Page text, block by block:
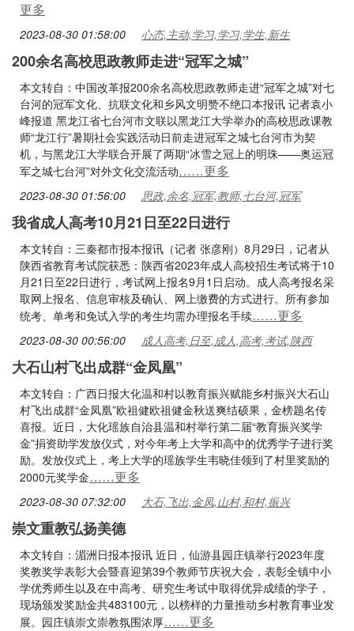
更多
2023-08-30 01:58:00 心态,主动,学习,学习,学生,新生
200余名高校思政教师走进“冠军之城”
本文转自：中国改革报200余名高校思政教师走进“冠军之城”对七
台河的冠军文化、抗联文化和乡风文明赞不绝口本报讯 记者袁小
峰报道 黑龙江省七台河市文联以黑龙江大学举办的高校思政课教
师“龙江行”暑期社会实践活动日前走进冠军之城七台河市为契
机，与黑龙江大学联合开展了两期“冰雪之冠上的明珠——奥运冠
军之城七台河”对外文化交流活动……更多
2023-08-30 01:56:00 思政,余名,冠军,教师,七台河,冠军
我省成人高考10月21日至22日进行
本文转自：三秦都市报本报讯（记者 张彦刚）8月29日，记者从
陕西省教育考试院获悉：陕西省2023年成人高校招生考试将于10
月21日至22日进行，考试网上报名9月1日启动。成人高考报名采
取网上报名、信息审核及确认、网上缴费的方式进行。所有参加
统考、单考和免试入学的考生均需办理报名手续……更多
2023-08-30 00:56:00 成人高考,日至,成人,高考,考试,陕西
大石山村飞出成群“金凤凰”
本文转自：广西日报大化温和村以教育振兴赋能乡村振兴大石山
村飞出成群“金凤凰”欧祖健欧祖健金秋送爽结硕果，金榜题名传
喜报。近日，大化瑶族自治县温和村举行第二届“教育振兴奖学
金”捐资助学发放仪式，对今年考上大学和高中的优秀学子进行奖
励。发放仪式上，考上大学的瑶族学生韦晓佳领到了村里奖励的
2000元奖学金……更多
2023-08-30 07:32:00 大石,飞出,金凤,山村,和村,振兴
崇文重教弘扬美德
本文转自：湄洲日报本报讯 近日，仙游县园庄镇举行2023年度
奖教奖学表彰大会暨喜迎第39个教师节庆祝大会，表彰全镇中小
学优秀师生以及在中高考、研究生考试中取得优异成绩的学子，
现场颁发奖励金共483100元，以榜样的力量推动乡村教育事业发
展。园庄镇崇文崇教氛围浓厚……更多